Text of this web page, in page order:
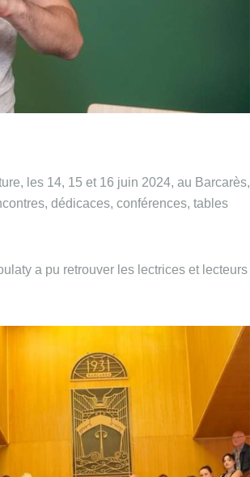
les 14, 15 et 16 juin 2024, au Barcarès,
dédicaces, conférences, tables
a pu retrouver les lectrices et lecteurs